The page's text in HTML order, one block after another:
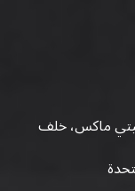
سيتي ماكس، خلف